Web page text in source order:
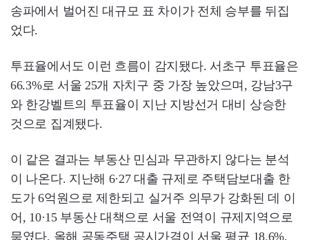
송파에서 벌어진 대규모 표 차이가 전체 승부를 뒤집
었다.
투표율에서도 이런 흐름이 감지됐다. 서초구 투표율은
66.3%로 서울 25개 자치구 중 가장 높았으며, 강남3구
와 한강벨트의 투표율이 지난 지방선거 대비 상승한
것으로 집계됐다.
이 같은 결과는 부동산 민심과 무관하지 않다는 분석
이 나온다. 지난해 6·27 대출 규제로 주택담보대출 한
도가 6억원으로 제한되고 실거주 의무가 강화된 데 이
어, 10·15 부동산 대책으로 서울 전역이 규제지역으로
묶였다. 올해 공동주택 공시가격이 서울 평균 18.6%,